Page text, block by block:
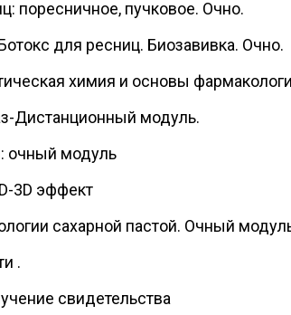
поресничное, пучковое. Очно.
для ресниц. Биозавивка. Очно.
химия и основы
Дистанционный модуль.
очный модуль
3D эффект
сахарной пастой. Очный
.
свидетельства